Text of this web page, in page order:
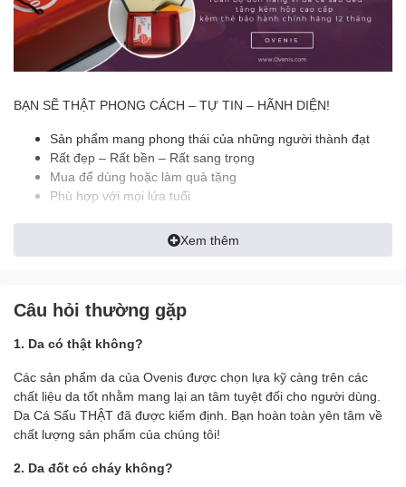
BẠN SẼ THẬT PHONG CÁCH – TỰ TIN – HÃNH DIỆN!
Sản phẩm mang phong thái của những người thành đạt
Rất đẹp – Rất bền – Rất sang trọng
Mua để dùng hoặc làm quà tặng
Phù hợp với mọi lứa tuổi
======================================
- Màu sắc: Nâu, đen, nâu đỏ
cấp
- Size khi gập lại 12.5 x 9.5 cm (7 ngăn nhỏ đựng atm, cmnd, giấy
tờ xe..)
- 3 ngăn lớn đựng tiền thoải mái (1 ngăn khóa)
- Sản phẩm được bảo hành chính hãng 1 năm
✪ GIỚI THIỆU:
Xem thêm
Câu hỏi thường gặp
1. Da có thật không?
Các sản phẩm da của Ovenis được chọn lựa kỹ càng trên các
chất liệu da tốt nhằm mang lại an tâm tuyệt đối cho người dùng.
Da Cá Sấu THẬT đã được kiểm định. Bạn hoàn toàn yên tâm về
chất lượng sản phẩm của chúng tôi!
2. Da đốt có cháy không?